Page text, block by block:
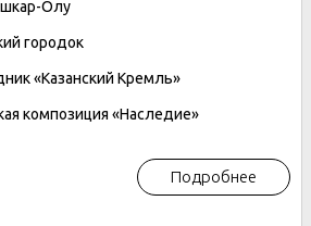
Олу
городок
«Казанский Кремль»
композиция «Наследие»
Подробнее